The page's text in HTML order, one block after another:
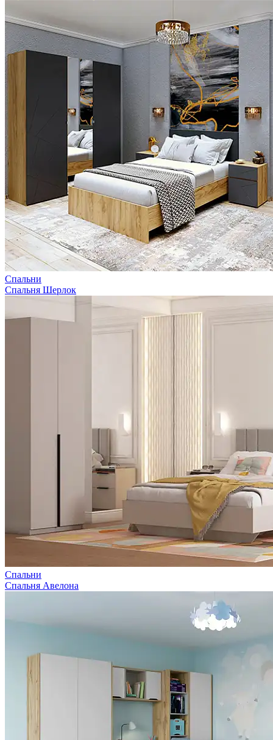
Спальни
Спальня Шерлок
Спальни
Спальня Авелона